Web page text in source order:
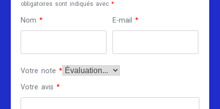
obligatoires sont indiqués avec*
Nom* E-mail*
Votre note*
Votre avis*